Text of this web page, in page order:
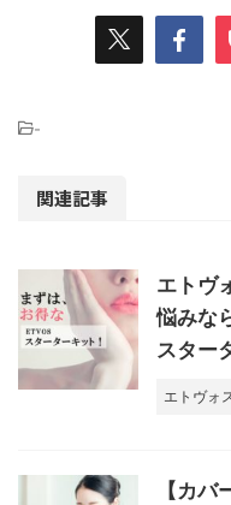
-
関連記事
エトヴ
悩みな
スター
エトヴォ
【カ